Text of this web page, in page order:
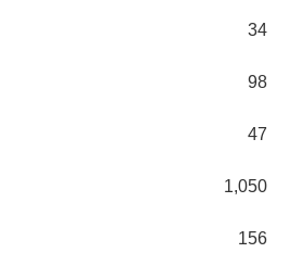
34
98
47
1,050
156